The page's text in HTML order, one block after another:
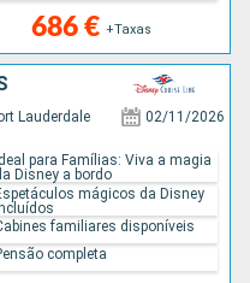
686 € +Taxas
Lauderdale 02/11/2026
Ideal para Famílias: Viva a magia
Disney a bordo
mágicos da Disney
familiares disponíveis
completa